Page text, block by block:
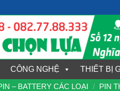
CÔNG NGHỆ THIẾT BỊ
– BATTERY CÁC LOẠI / PIN